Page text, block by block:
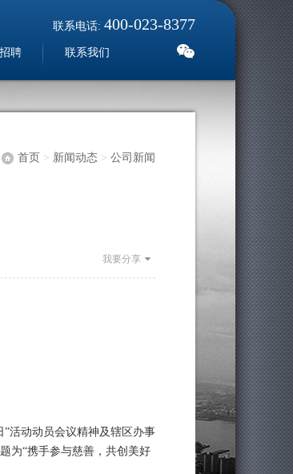
联系电话: 400-023-8377
聘 联系我们
首页 > 新闻动态 > 公司新闻
我要分享
活动动员会议精神及辖区办事
为“携手参与慈善，共创美好